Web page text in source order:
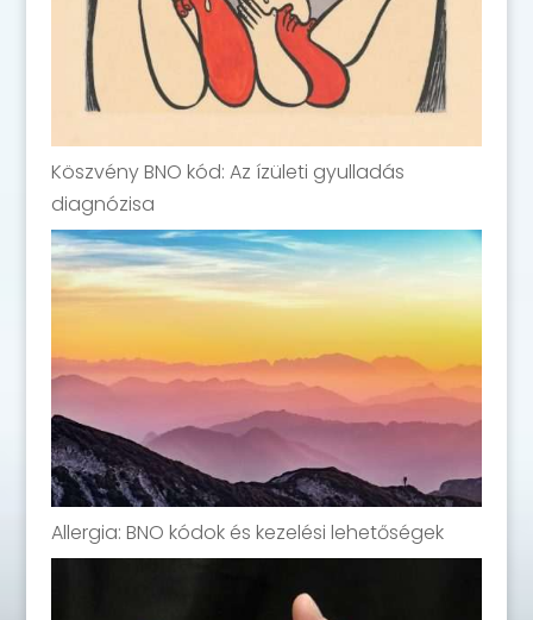
Köszvény BNO kód: Az ízületi gyulladás
diagnózisa
Allergia: BNO kódok és kezelési lehetőségek